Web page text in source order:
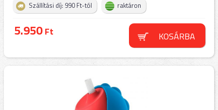
Szállítási díj: 990 Ft-tól raktáron
5.950Ft KOSÁRBA